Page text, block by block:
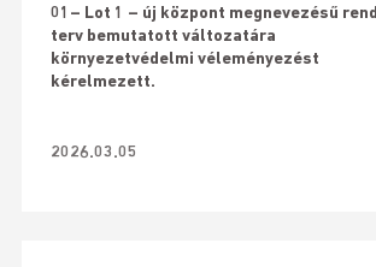
01– Lot 1 – új központ megnevezésű
terv bemutatott változatára
környezetvédelmi véleményezést
kérelmezett.
2026.03.05